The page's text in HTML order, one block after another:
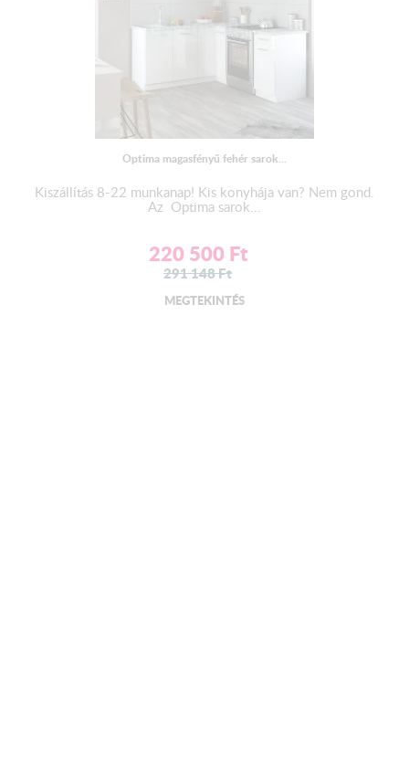
Optima magasfényű fehér sarok...
Kiszállítás 8-22 munkanap! Kis konyhája van? Nem gond.
Az Optima sarok...
220 500 Ft
291 148Ft
MEGTEKINTÉS